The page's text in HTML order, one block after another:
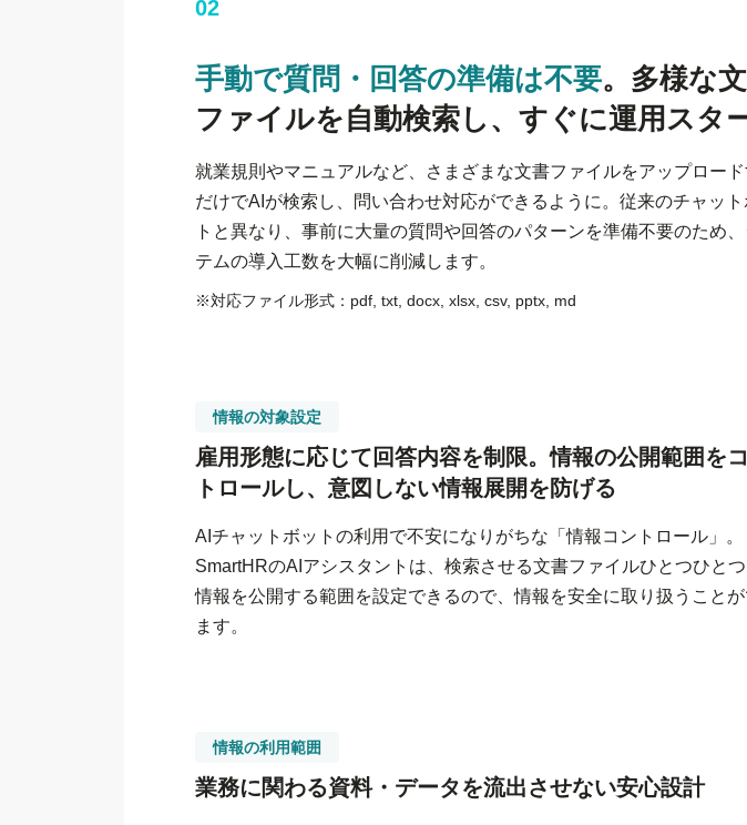
02
手動で質問・回答の準備は不要。多様な
ファイルを自動検索し、すぐに運用スタ
就業規則やマニュアルなど、さまざまな文書ファイルをアップロード
だけでAIが検索し、問い合わせ対応ができるように。従来のチャット
トと異なり、事前に大量の質問や回答のパターンを準備不要のため、
テムの導入工数を大幅に削減します。
※対応ファイル形式：pdf, txt, docx, xlsx, csv, pptx, md
情報の対象設定
雇用形態に応じて回答内容を制限。情報の公開範囲を
トロールし、 意図しない情報展開を防げる
AIチャットボットの利用で不安になりがちな「情報コントロール」。
SmartHRのAIアシスタントは、検索させる文書ファイルひとつひとつ
情報を公開する範囲を設定できるので、情報を安全に取り扱うことが
ます。
情報の利用範囲
業務に関わる資料・データを流出させない安心設計